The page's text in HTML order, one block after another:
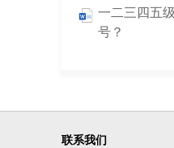
一二三四五
号？
联系我们